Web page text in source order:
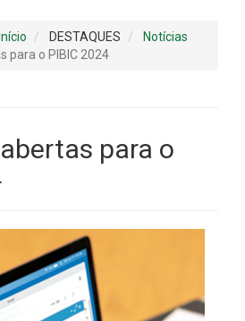
Início DESTAQUES
Notícias
para o PIBIC 2024
para o